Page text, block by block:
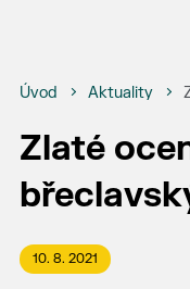
Úvod Aktuality
Zlaté
10. 8. 2021